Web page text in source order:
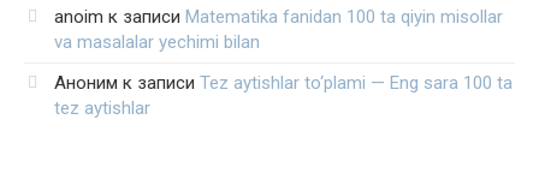
anoim к записи Matematika fanidan 100 ta qiyin misollar
va masalalar yechimi bilan
Аноним к записи Tez aytishlar to‘plami — Eng sara 100 ta
tez aytishlar